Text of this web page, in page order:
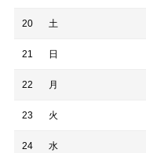
20 土
21 日
22 月
23 火
24 水